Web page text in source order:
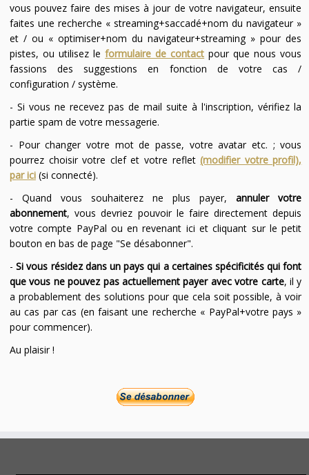
vous pouvez faire des mises à jour de votre navigateur, ensuite
faites une recherche « streaming+saccadé+nom du navigateur »
et / ou « optimiser+nom du navigateur+streaming » pour des
pistes, ou utilisez leformulaire de contact pour que nous vous
fassions des suggestions en fonction de votre cas /
configuration / système.
- Si vous ne recevez pas de mail suite à l'inscription, vérifiez la
partie spam de votre messagerie.
- Pour changer votre mot de passe, votre avatar etc. ; vous
pourrez choisir votre clef et votre reflet(modifier votre profil),
par ici(si connecté).
- Quand vous souhaiterez ne plus payer,annuler votre
abonnement, vous devriez pouvoir le faire directement depuis
votre compte PayPal ou en revenant ici et cliquant sur le petit
bouton en bas de page "Se désabonner".
-Si vous résidez dans un pays qui a certaines spécificités qui font
que vous ne pouvez pas actuellement payer avec votre carte, il y
a probablement des solutions pour que cela soit possible, à voir
au cas par cas (en faisant une recherche « PayPal+votre pays »
pour commencer).
Au plaisir !